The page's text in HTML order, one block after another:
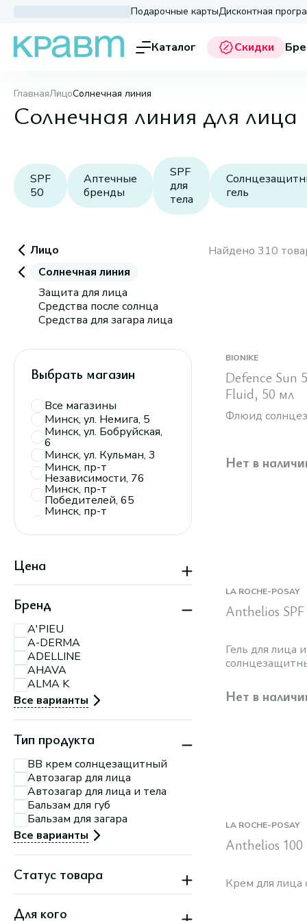
Подарочные картыДисконтная
Каталог Скидки
ГлавнаяЛицоСолнечная линия
Солнечная линия для лица
SPF
50
Аптечные
бренды
SPF
для
тела
гель
Лицо
Солнечная линия
Защита для лица
Средства после солнца
Средства для загара лица
Выбрать магазин
Все магазины
Минск, ул. Немига, 5
Минск, ул. Бобруйская,
6
Минск, ул. Кульман, 3
Минск, пр-т
Независимости, 76
Минск, пр-т
Победителей, 65
Минск, пр-т
пав. 110
пересечение ул.
МКАД
Партизанский, 150А
Партизанский, 79
Минск, ул.
П.Мстиславца, 11
Минск, ул. Притыцкого,
156
Минск, ул. Тимирязева,
74 А
Цена
Бренд
A'PIEU
A-DERMA
ADELLINE
AHAVA
ALMA K
Все варианты
Тип продукта
BB крем солнцезащитный
Автозагар для лица
Автозагар для лица и тела
Бальзам для губ
Бальзам для загара
Все варианты
Статус товара
Новинка
Скидка
Для кого
Найдено 310
BIONIKE
Defence Sun
Fluid, 50 мл
Флюид
Нет в
LA ROCHE-POSAY
Anthelios
Гель для лица
Нет в
LA ROCHE-POSAY
Anthelios 100
Крем для